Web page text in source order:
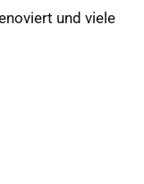
und viele